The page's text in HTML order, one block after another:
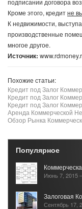
подписании договора
Кроме этого, кредитне
К недвижимости,
производственные
многое другое.
Источник:
Похожие статьи:
Кредит под Залог
Кредит под Залог
Кредит под Залог
Аренда Коммерческой
Обзор Рынка
Популярное
Июнь 7, 2015
Залоговая
Сентябрь 17,